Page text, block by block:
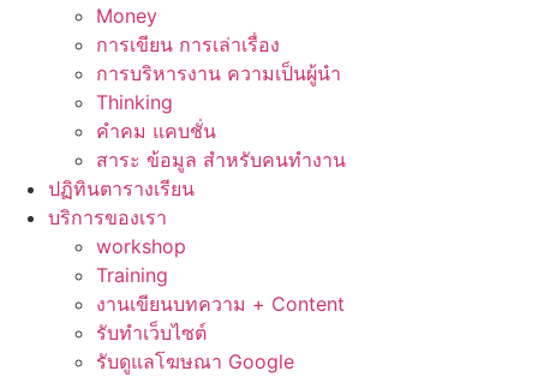
Money
การเขียน การเล่าเรื่อง
การบริหารงาน ความเป็นผู้นำ
Thinking
คำคม แคบชั่น
สาระ ข้อมูล สำหรับคนทำงาน
ปฏิทินตารางเรียน
บริการของเรา
workshop
Training
งานเขียนบทความ + Content
รับทำเว็บไซต์
รับดูแลโฆษณา Google